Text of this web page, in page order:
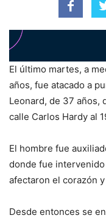
El último martes, a
años, fue atacado a
Leonard, de 37 años,
calle Carlos Hardy al
El hombre fue
donde fue
afectaron el corazón
Desde entonces se